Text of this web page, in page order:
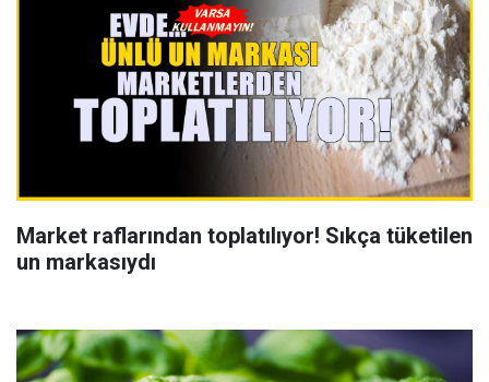
Market raflarından toplatılıyor! Sıkça tüketilen
un markasıydı